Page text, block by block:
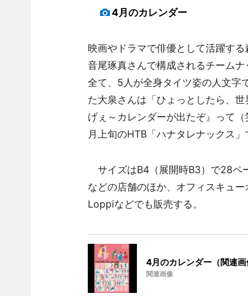
4月のカレンダー
映画やドラマで俳優として活躍す
音尾琢真さんで構成されるチーム
全て、5人が全身タイツ姿の人文字
た大泉さんは「ひょっとしたら、
げぇ～カレンダーが出たぞ』って
月上旬のHTB「ハナタレナックス」
サイズはB4（展開時B3）で28ペ
などの店舗のほか、オフィスキュ
Loppiなどでも販売する。
4月のカレンダー（関連画
関連画像